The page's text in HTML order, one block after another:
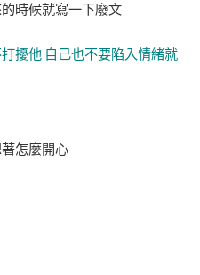
時候就寫一下廢文
擾他 自己也不要陷入情緒就
怎麼開心